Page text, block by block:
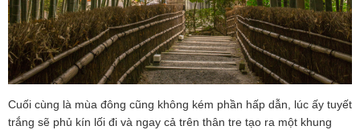
Cuối cùng là mùa đông cũng không kém phần hấp dẫn, lúc ấy tuyết
trắng sẽ phủ kín lối đi và ngay cả trên thân tre tạo ra một khung